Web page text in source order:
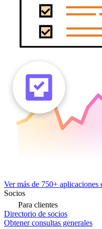
Ver más de 750+ aplicaciones
Socios
Para clientes
Directorio de socios
Obtener consultas generales